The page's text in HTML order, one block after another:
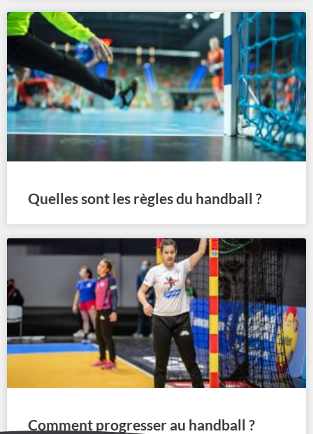
Quelles sont les règles du handball ?
Comment progresser au handball ?